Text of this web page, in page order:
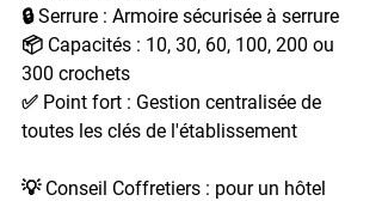
🔒 Serrure : Armoire sécurisée à serrure
📦 Capacités : 10, 30, 60, 100, 200 ou
300 crochets
✅ Point fort : Gestion centralisée de
toutes les clés de l'établissement
💡 Conseil Coffretiers : pour un hôtel